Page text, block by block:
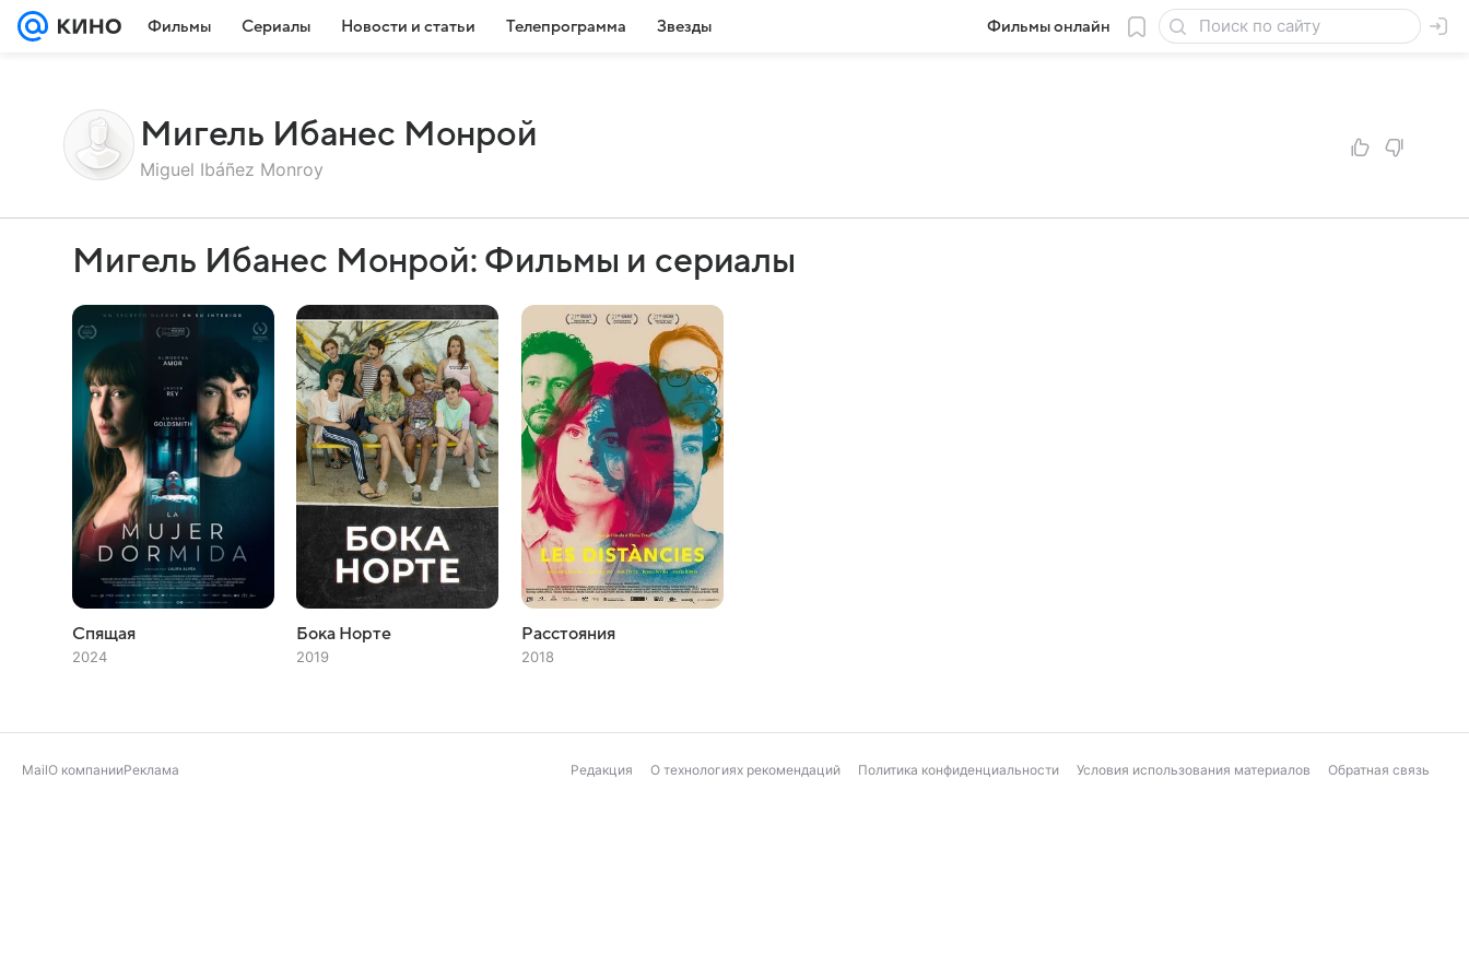
Фильмы Сериалы Новости и статьи Телепрограмма Звезды Фильмы онлайн
Мигель Ибанес Монрой
Miguel Ibáñez Monroy
Мигель Ибанес Монрой: Фильмы и сериалы
Спящая
2024
Бока Норте
2019
Расстояния
2018
MailО компанииРеклама Редакция О технологиях рекомендаций Политика конфиденциальности Условия использования материалов Обратная связь